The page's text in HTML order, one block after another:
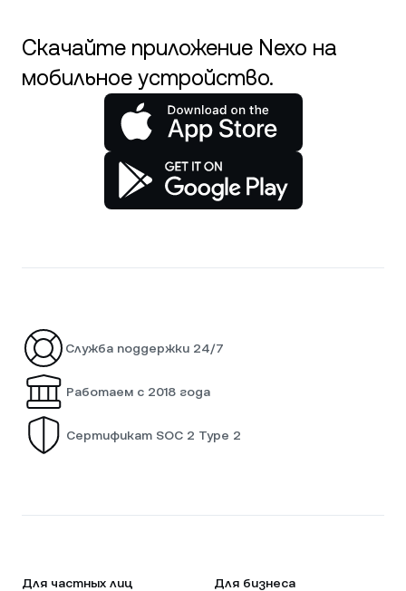
Скачайте приложение Nexo на
мобильное устройство.
Служба поддержки 24/7
Работаем с 2018 года
Сертификат SOC 2 Type 2
Для частных лиц Для бизнеса